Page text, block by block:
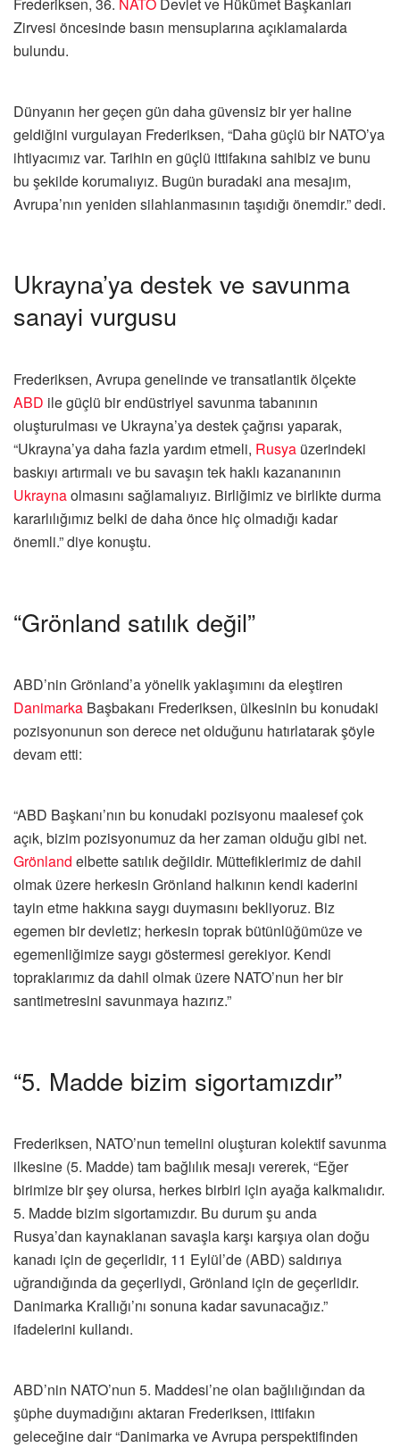
Zirvesi öncesinde basın mensuplarına açıklamalarda
bulundu.
Dünyanın her geçen gün daha güvensiz bir yer haline
geldiğini vurgulayan Frederiksen, “Daha güçlü bir NATO’ya
ihtiyacımız var. Tarihin en güçlü ittifakına sahibiz ve bunu
bu şekilde korumalıyız. Bugün buradaki ana mesajım,
Avrupa’nın yeniden silahlanmasının taşıdığı önemdir.” dedi.
Ukrayna’ya destek ve savunma
sanayi vurgusu
Frederiksen, Avrupa genelinde ve transatlantik ölçekte
ABD ile güçlü bir endüstriyel savunma tabanının
oluşturulması ve Ukrayna’ya destek çağrısı yaparak,
“Ukrayna’ya daha fazla yardım etmeli, Rusya üzerindeki
baskıyı artırmalı ve bu savaşın tek haklı kazananının
Ukraynaolmasını sağlamalıyız. Birliğimiz ve birlikte durma
kararlılığımız belki de daha önce hiç olmadığı kadar
önemli.” diye konuştu.
“Grönland satılık değil”
ABD’nin Grönland’a yönelik yaklaşımını da eleştiren
Danimarka Başbakanı Frederiksen, ülkesinin bu konudaki
pozisyonunun son derece net olduğunu hatırlatarak şöyle
devam etti:
“ABD Başkanı’nın bu konudaki pozisyonu maalesef çok
açık, bizim pozisyonumuz da her zaman olduğu gibi net.
Grönland elbette satılık değildir. Müttefiklerimiz de dahil
olmak üzere herkesin Grönland halkının kendi kaderini
tayin etme hakkına saygı duymasını bekliyoruz. Biz
egemen bir devletiz; herkesin toprak bütünlüğümüze ve
egemenliğimize saygı göstermesi gerekiyor. Kendi
topraklarımız da dahil olmak üzere NATO’nun her bir
santimetresini savunmaya hazırız.”
“5. Madde bizim sigortamızdır”
Frederiksen, NATO’nun temelini oluşturan kolektif savunma
ilkesine (5. Madde) tam bağlılık mesajı vererek, “Eğer
birimize bir şey olursa, herkes birbiri için ayağa kalkmalıdır.
5. Madde bizim sigortamızdır. Bu durum şu anda
Rusya’dan kaynaklanan savaşla karşı karşıya olan doğu
kanadı için de geçerlidir, 11 Eylül’de (ABD) saldırıya
uğrandığında da geçerliydi, Grönland için de geçerlidir.
Danimarka Krallığı’nı sonuna kadar savunacağız.”
ifadelerini kullandı.
ABD’nin NATO’nun 5. Maddesi’ne olan bağlılığından da
şüphe duymadığını aktaran Frederiksen, ittifakın
geleceğine dair “Danimarka ve Avrupa perspektifinden